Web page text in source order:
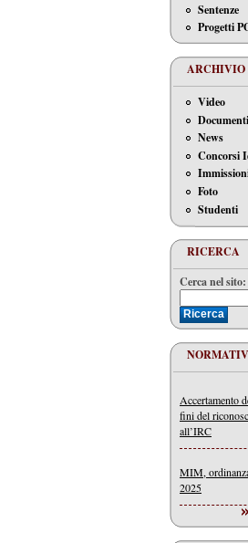
Sentenze
Progetti
ARCHIVIO
Video
Documenti
News
Concorsi
Foto
Studenti
RICERCA
Cerca nel sito:
Accertamento
fini del
all’IRC
MIM,
2025